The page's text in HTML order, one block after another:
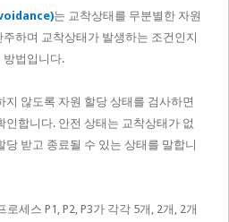
는 교착상태를 무분별한 자원
하며 교착상태가 발생하는 조건인지
방법입니다.
지 않도록 자원 할당 상태를 검사하면
인합니다. 안전 상태는 교착상태가 없
당 받고 종료될 수 있는 상태를 말합니
세스 P1, P2, P3가 각각 5개, 2개, 2개